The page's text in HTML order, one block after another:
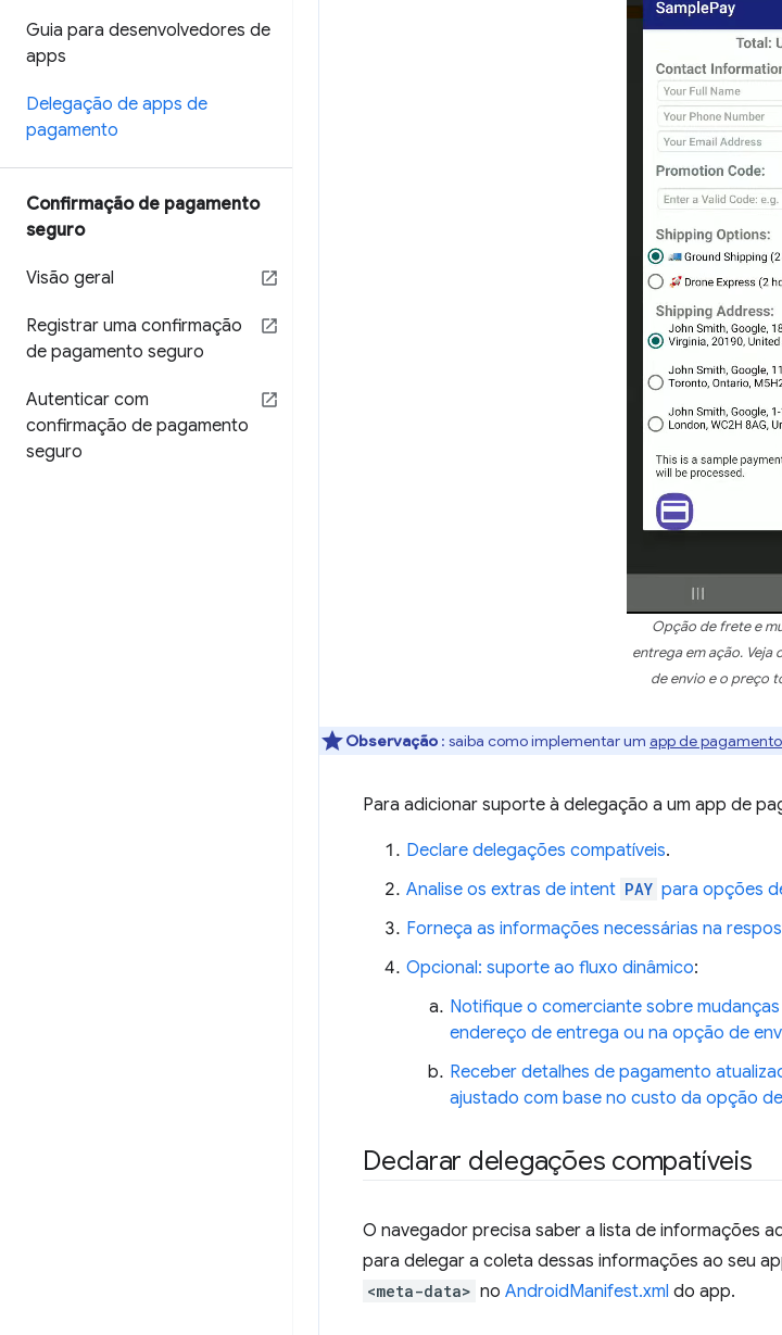
Guia para desenvolvedores de
apps
Delegação de apps de
pagamento
Confirmação de pagamento
seguro
Visão geral
Registrar uma confirmação
de pagamento seguro
Autenticar com
confirmação de pagamento
seguro
Opção de frete e
entrega em ação. Veja
de envio e o preço
Observação : saiba como implementar um app de
Para adicionar suporte à delegação a um app de
Declare delegações compatíveis.
Analise os extras de intent PAY para opções
Forneça as informações necessárias na
Opcional: suporte ao fluxo dinâmico:
Notifique o comerciante sobre
endereço de entrega ou na opção de
Receber detalhes de pagamento
ajustado com base no custo da opção
Declarar delegações compatíveis
O navegador precisa saber a lista de informações
para delegar a coleta dessas informações ao seu
<meta-data> no AndroidManifest.xml do app.